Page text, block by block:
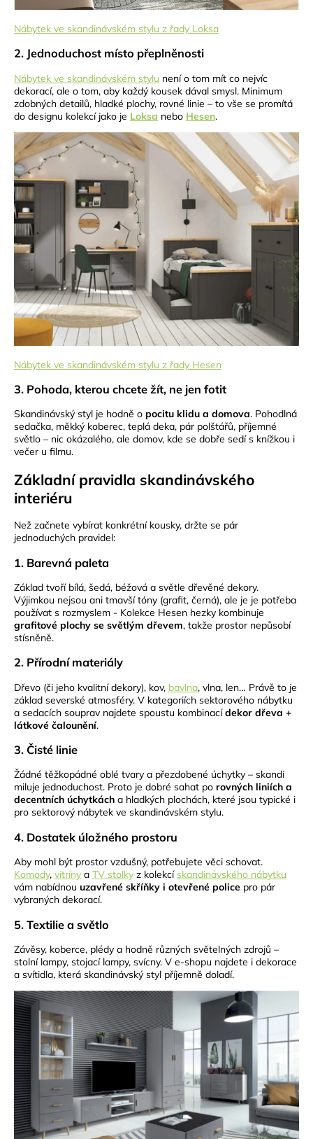
Nábytek ve skandinávském stylu z řady Loksa
2. Jednoduchost místo přeplněnosti
Nábytek ve skandinávském stylu není o tom mít co nejvíc
dekorací, ale o tom, aby každý kousek dával smysl. Minimum
zdobných detailů, hladké plochy, rovné linie – to vše se promítá
do designu kolekcí jako je Loksa nebo Hesen.
Nábytek ve skandinávském stylu z řady Hesen
3. Pohoda, kterou chcete žít, ne jen fotit
Skandinávský styl je hodně o pocitu klidu a domova. Pohodlná
sedačka, měkký koberec, teplá deka, pár polštářů, příjemné
světlo – nic okázalého, ale domov, kde se dobře sedí s knížkou i
večer u filmu.
Základní pravidla skandinávského
interiéru
Než začnete vybírat konkrétní kousky, držte se pár
jednoduchých pravidel:
1. Barevná paleta
Základ tvoří bílá, šedá, béžová a světle dřevěné dekory.
Výjimkou nejsou ani tmavší tóny (grafit, černá), ale je je potřeba
používat s rozmyslem - Kolekce Hesen hezky kombinuje
grafitové plochy se světlým dřevem, takže prostor nepůsobí
stísněně.
2. Přírodní materiály
Dřevo (či jeho kvalitní dekory), kov, bavlna, vlna, len… Právě to je
základ severské atmosféry. V kategoriích sektorového nábytku
a sedacích souprav najdete spoustu kombinacídekor dřeva +
látkové čalounění.
3. Čisté linie
Žádné těžkopádné oblé tvary a přezdobené úchytky – skandi
miluje jednoduchost. Proto je dobré sahat po rovných liniích a
decentních úchytkách a hladkých plochách, které jsou typické i
pro sektorový nábytek ve skandinávském stylu.
4. Dostatek úložného prostoru
Aby mohl být prostor vzdušný, potřebujete věci schovat.
Komody, vitríny a TV stolky z kolekcí skandinávského nábytku
vám nabídnou uzavřené skříňky i otevřené police pro pár
vybraných dekorací.
5. Textilie a světlo
Závěsy, koberce, plédy a hodně různých světelných zdrojů –
stolní lampy, stojací lampy, svícny. V e-shopu najdete i dekorace
a svítidla, která skandinávský styl příjemně doladí.